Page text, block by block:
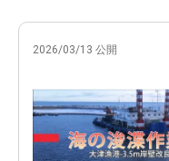
2026/03/13 公開